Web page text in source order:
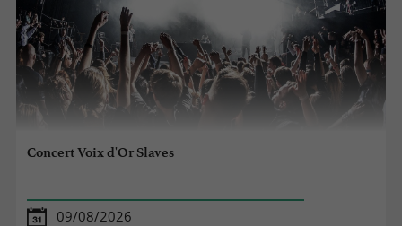
Concert Voix d'Or Slaves
09/08/2026